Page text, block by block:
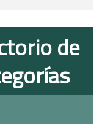
de